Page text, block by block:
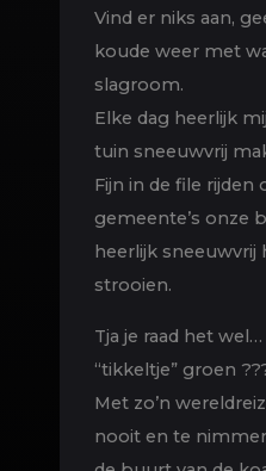
Vind er niks aan,
koude weer met
slagroom.
Elke dag heerlijk
tuin sneeuwvrij
Fijn in de file rijden
gemeente’s onze
heerlijk sneeuwvrij
strooien.
Tja je raad het
“tikkeltje” groen
Met zo’n
nooit en te